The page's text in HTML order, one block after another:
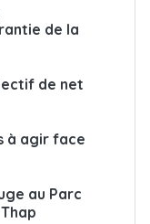
de la
de net
à agir face
au Parc